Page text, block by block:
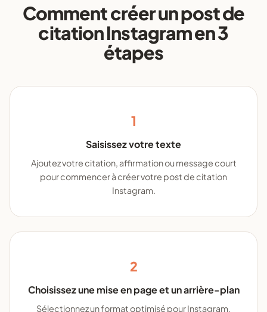
Comment créer un post de
citation Instagram en 3
étapes
1
Saisissez votre texte
Ajoutez votre citation, affirmation ou message court
pour commencer à créer votre post de citation
Instagram.
2
Choisissez une mise en page et un arrière-plan
Sélectionnez un format optimisé pour Instagram,